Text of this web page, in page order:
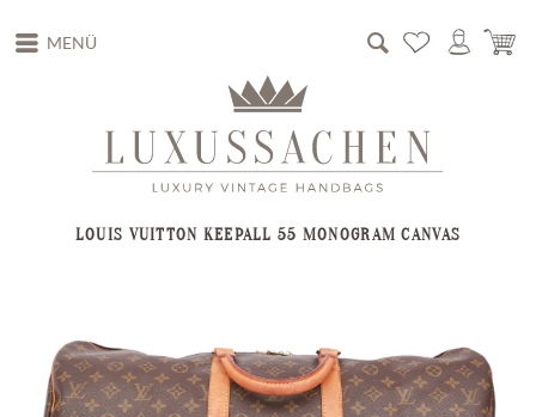
MENÜ
LOUIS VUITTON KEEPALL 55 MONOGRAM CANVAS